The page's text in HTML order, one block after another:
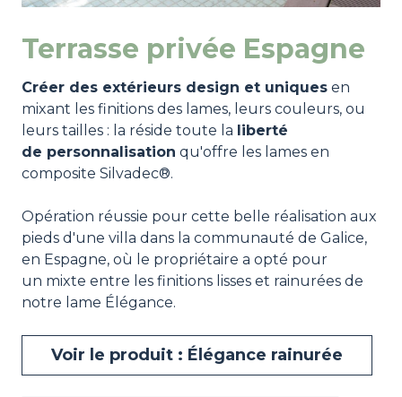
Terrasse privée Espagne
Créer des extérieurs design et uniques en
mixant les finitions des lames, leurs couleurs, ou
leurs tailles : la réside toute la liberté
de personnalisation qu'offre les lames en
composite Silvadec®.
Opération réussie pour cette belle réalisation aux
pieds d'une villa dans la communauté de Galice,
en Espagne, où le propriétaire a opté pour
un mixte entre les finitions lisses et rainurées de
notre lame Élégance.
Voir le produit : Élégance rainurée